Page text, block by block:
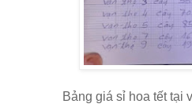
Bảng giá sỉ hoa tết tại